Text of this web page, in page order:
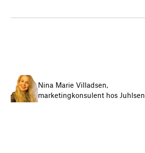
Nina Marie Villadsen,
marketingkonsulent hos Juhlsen